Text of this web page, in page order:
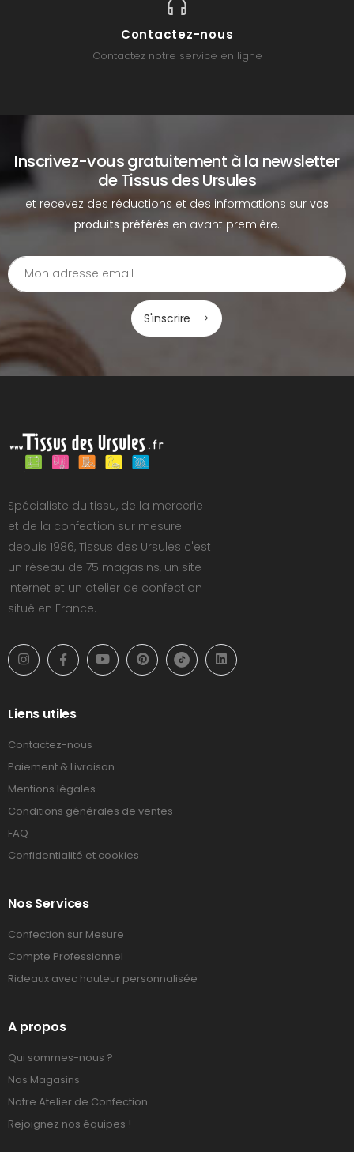
Contactez-nous
Contactez notre service en ligne
Inscrivez-vous gratuitement à la newsletter
de Tissus des Ursules
et recevez des réductions et des informations sur vos
produits préférés en avant première.
S'inscrire
Spécialiste du tissu, de la mercerie
et de la confection sur mesure
depuis 1986, Tissus des Ursules c'est
un réseau de 75 magasins, un site
Internet et un atelier de confection
situé en France.
Liens utiles
Contactez-nous
Paiement & Livraison
Mentions légales
Conditions générales de ventes
FAQ
Confidentialité et cookies
Nos Services
Confection sur Mesure
Compte Professionnel
Rideaux avec hauteur personnalisée
A propos
Qui sommes-nous ?
Nos Magasins
Notre Atelier de Confection
Rejoignez nos équipes !